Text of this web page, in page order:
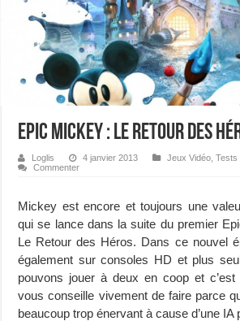
Epic Mickey : Le Retour des
Loglis 4 janvier 2013 Jeux Vidéo ,Tests
Commenter
Mickey est encore et toujours une
qui se lance dans la suite du premier
Le Retour des Héros. Dans ce nouvel
également sur consoles HD et plus
pouvons jouer à deux en coop et c’est
vous conseille vivement de faire parce
beaucoup trop énervant à cause d’une IA